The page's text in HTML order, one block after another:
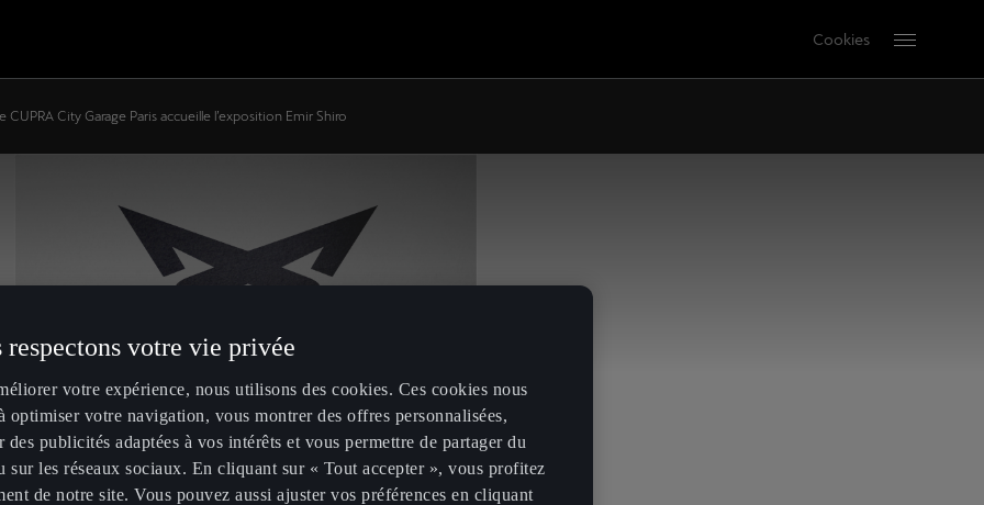
Cookies
CUPRA City Garage Paris accueille l’exposition Emir Shiro
respectons votre vie privée
votre expérience, nous utilisons des cookies. Ces cookies nous
optimiser votre navigation, vous montrer des offres personnalisées,
des publicités adaptées à vos intérêts et vous permettre de partager du
sur les réseaux sociaux. En cliquant sur « Tout accepter », vous profitez
de notre site. Vous pouvez aussi ajuster vos préférences en cliquant